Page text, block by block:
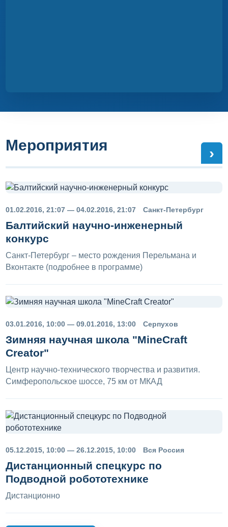
Мероприятия ›
01.02.2016, 21:07 — 04.02.2016, 21:07 Санкт-Петербург
Балтийский научно-инженерный
конкурс
Санкт-Петербург – место рождения Перельмана и
Вконтакте (подробнее в программе)
03.01.2016, 10:00 — 09.01.2016, 13:00 Серпухов
Зимняя научная школа "MineCraft
Creator"
Центр научно-технического творчества и развития.
Симферопольское шоссе, 75 км от МКАД
05.12.2015, 10:00 — 26.12.2015, 10:00 Вся Россия
Дистанционный спецкурс по
Подводной робототехнике
Дистанционно